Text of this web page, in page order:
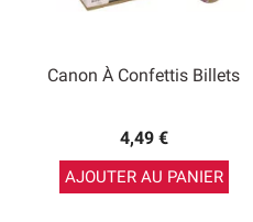
Canon À Confettis Billets
4,49 €
AJOUTER AU PANIER